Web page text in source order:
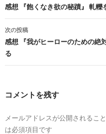
稿
ナ
ビ
ゲ
シ
ン
感想 『飽くなき欲の秘蹟』 軋轢
次の投稿
感想 『我がヒーローのための絶
る
コメントを残す
メールアドレスが公開されるこ
は必須項目です